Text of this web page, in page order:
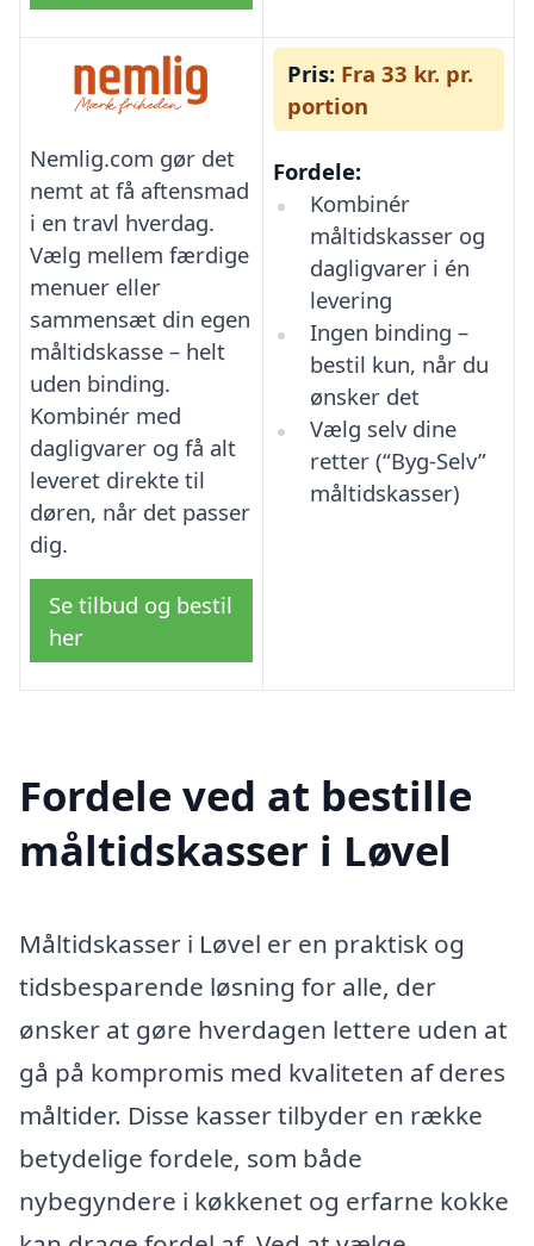
Nemlig.com gør det
nemt at få aftensmad
i en travl hverdag.
Vælg mellem færdige
menuer eller
sammensæt din egen
måltidskasse – helt
uden binding.
Kombinér med
dagligvarer og få alt
leveret direkte til
døren, når det passer
dig.
Se tilbud og bestil
her
Pris: Fra 33 kr. pr.
portion
Fordele:
Kombinér
måltidskasser og
dagligvarer i én
levering
Ingen binding –
bestil kun, når du
ønsker det
Vælg selv dine
retter (“Byg-Selv”
måltidskasser)
Fordele ved at bestille
måltidskasser i Løvel
Måltidskasser i Løvel er en praktisk og
tidsbesparende løsning for alle, der
ønsker at gøre hverdagen lettere uden at
gå på kompromis med kvaliteten af deres
måltider. Disse kasser tilbyder en række
betydelige fordele, som både
nybegyndere i køkkenet og erfarne kokke